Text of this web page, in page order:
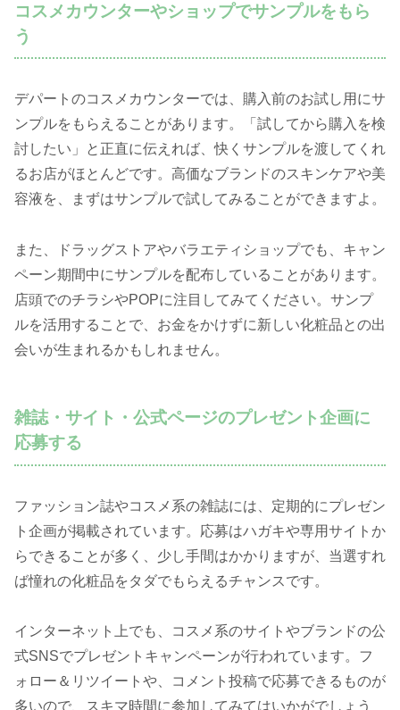
コスメカウンターやショップでサンプルをもら
う
デパートのコスメカウンターでは、購入前のお試し用にサ
ンプルをもらえることがあります。「試してから購入を検
討したい」と正直に伝えれば、快くサンプルを渡してくれ
るお店がほとんどです。高価なブランドのスキンケアや美
容液を、まずはサンプルで試してみることができますよ。
また、ドラッグストアやバラエティショップでも、キャン
ペーン期間中にサンプルを配布していることがあります。
店頭でのチラシやPOPに注目してみてください。サンプ
ルを活用することで、お金をかけずに新しい化粧品との出
会いが生まれるかもしれません。
雑誌・サイト・公式ページのプレゼント企画に
応募する
ファッション誌やコスメ系の雑誌には、定期的にプレゼン
ト企画が掲載されています。応募はハガキや専用サイトか
らできることが多く、少し手間はかかりますが、当選すれ
ば憧れの化粧品をタダでもらえるチャンスです。
インターネット上でも、コスメ系のサイトやブランドの公
式SNSでプレゼントキャンペーンが行われています。フ
ォロー＆リツイートや、コメント投稿で応募できるものが
多いので、スキマ時間に参加してみてはいかがでしょう